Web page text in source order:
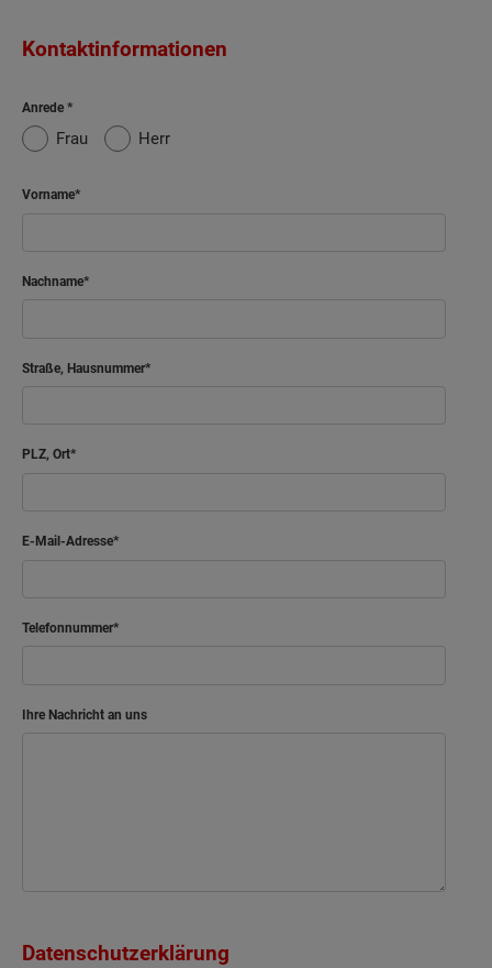
Kontaktinformationen
Anrede
Frau Herr
Vorname
Nachname
Straße, Hausnummer
PLZ, Ort
E-Mail-Adresse
Telefonnummer
Ihre Nachricht an uns
Datenschutzerklärung